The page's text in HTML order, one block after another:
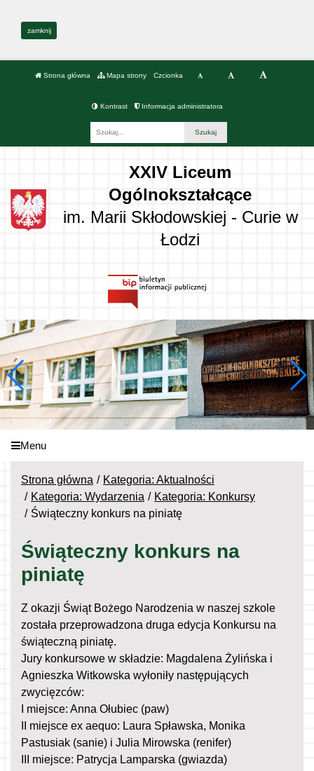
zamknij
Strona główna Mapa strony Czcionka
Kontrast Informacja administratora
XXIV Liceum
Ogólnokształcące
im. Marii Skłodowskiej - Curie w
Łodzi
Menu
Strona główna
Kategoria: Aktualności
Kategoria: Wydarzenia
Kategoria: Konkursy
Świąteczny konkurs na piniatę
Świąteczny konkurs na
piniatę
Z okazji Świąt Bożego Narodzenia w naszej szkole
została przeprowadzona druga edycja Konkursu na
świąteczną piniatę.
Jury konkursowe w składzie: Magdalena Żylińska i
Agnieszka Witkowska wyłoniły następujących
zwycięzców:
I miejsce: Anna Ołubiec (paw)
II miejsce ex aequo: Laura Spławska, Monika
Pastusiak (sanie) i Julia Mirowska (renifer)
III miejsce: Patrycja Lamparska (gwiazda)